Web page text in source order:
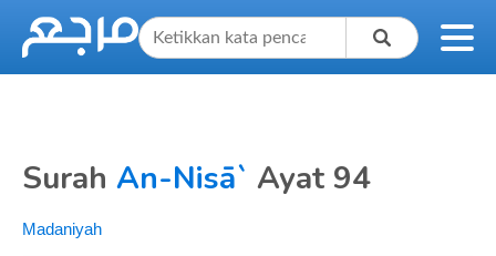
Surah An-Nisā` Ayat 94
Madaniyah